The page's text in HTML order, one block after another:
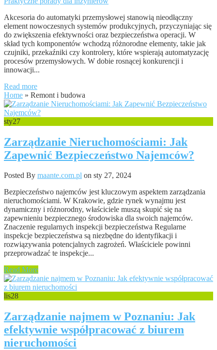
Akcesoria do automatyki przemysłowej stanowią nieodłączny
element nowoczesnych systemów produkcyjnych, przyczyniając się
do zwiększenia efektywności oraz bezpieczeństwa operacji. W
skład tych komponentów wchodzą różnorodne elementy, takie jak
czujniki, przekaźniki czy kontrolery, które wspierają automatyzację
procesów przemysłowych. W dobie rosnącej konkurencji i
innowacji...
Read more
Home » Remont i budowa
sty27
Zarządzanie Nieruchomościami: Jak
Zapewnić Bezpieczeństwo Najemców?
Posted By maante.com.pl on sty 27, 2024
Bezpieczeństwo najemców jest kluczowym aspektem zarządzania
nieruchomościami. W Krakowie, gdzie rynek wynajmu jest
dynamiczny i różnorodny, właściciele muszą skupić się na
zapewnieniu bezpiecznego środowiska dla swoich najemców.
Znaczenie regularnych inspekcji bezpieczeństwa Regularne
inspekcje bezpieczeństwa są niezbędne do identyfikacji i
rozwiązywania potencjalnych zagrożeń. Właściciele powinni
przeprowadzać te inspekcje...
Read More
lis28
Zarządzanie najmem w Poznaniu: Jak
efektywnie współpracować z biurem
nieruchomości